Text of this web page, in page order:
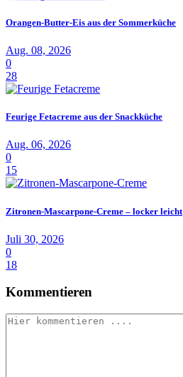
Orangen-Butter-Eis aus der Sommerküche
Aug. 08, 2026
0
28
Feurige Fetacreme aus der Snackküche
Aug. 06, 2026
0
15
Zitronen-Mascarpone-Creme – locker leicht
Juli 30, 2026
0
18
Kommentieren